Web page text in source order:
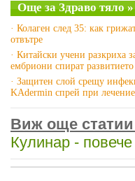
Още за Здраво тяло »
· Колаген след 35: как
отвътре
· Китайски учени разкриха
ембриони спират
· Защитен слой срещу
KAdermin спрей при
Виж още статии
Кулинар - повече